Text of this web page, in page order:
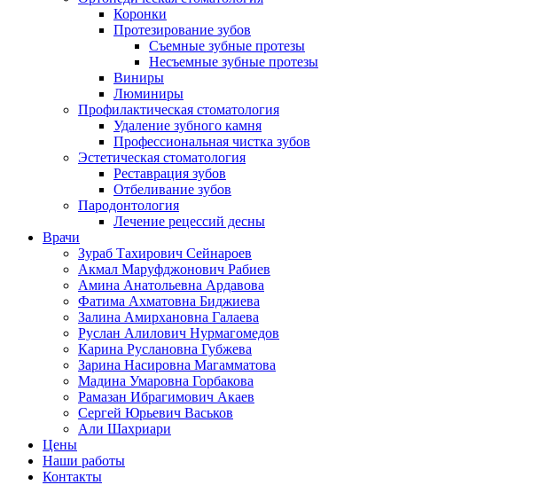
Коронки
Протезирование зубов
Съемные зубные протезы
Несъемные зубные протезы
Виниры
Люминиры
Профилактическая стоматология
Удаление зубного камня
Профессиональная чистка зубов
Эстетическая стоматология
Реставрация зубов
Отбеливание зубов
Пародонтология
Лечение рецессий десны
Врачи
Зураб Тахирович Сейнароев
Акмал Маруфджонович Рабиев
Амина Анатольевна Ардавова
Фатима Ахматовна Биджиева
Залина Амирхановна Галаева
Руслан Алилович Нурмагомедов
Карина Руслановна Губжева
Зарина Насировна Магамматова
Мадина Умаровна Горбакова
Рамазан Ибрагимович Акаев
Сергей Юрьевич Васьков
Али Шахриари
Цены
Наши работы
Контакты